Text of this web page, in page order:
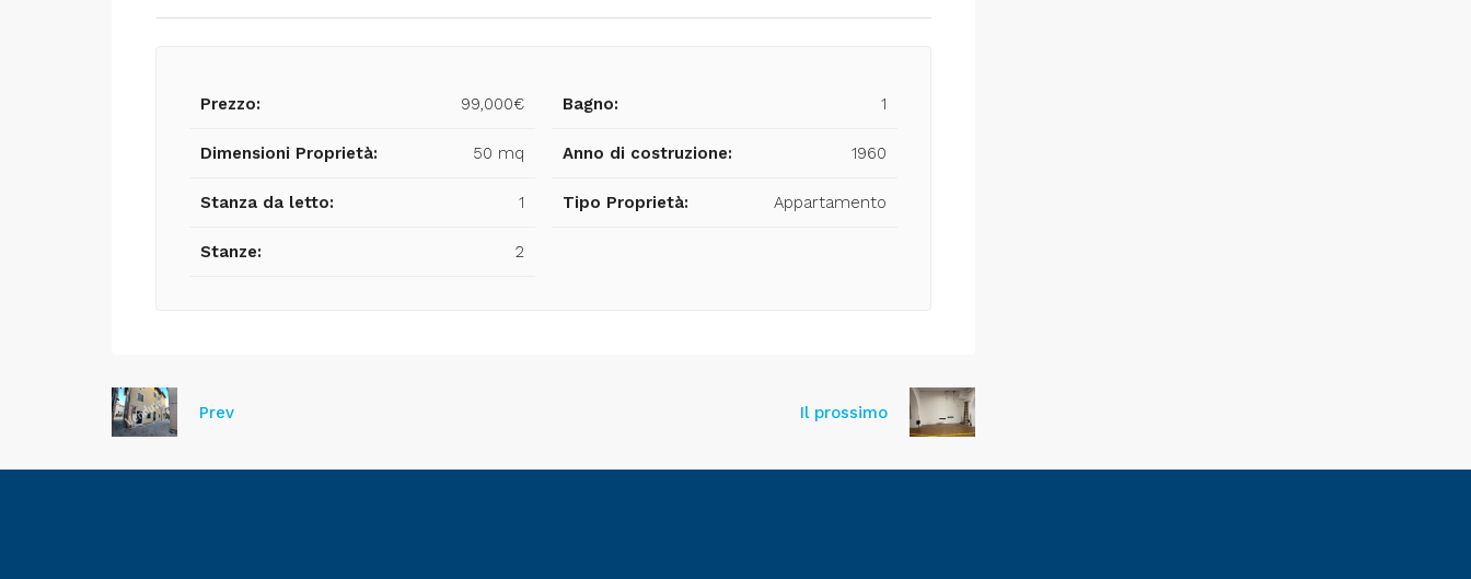
Prezzo: 99,000€
Dimensioni Proprietà: 50 mq
Stanza da letto: 1
Stanze: 2
Bagno: 1
Anno di costruzione: 1960
Tipo Proprietà: Appartamento
Prev Il prossimo